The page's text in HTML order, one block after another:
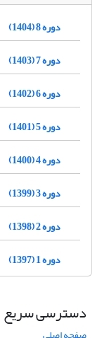
دوره 8 (1404)
دوره 7 (1403)
دوره 6 (1402)
دوره 5 (1401)
دوره 4 (1400)
دوره 3 (1399)
دوره 2 (1398)
دوره 1 (1397)
دسترسی سریع